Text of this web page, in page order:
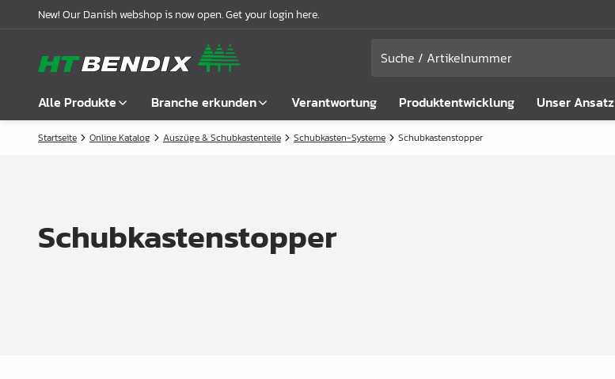
New! Our Danish webshop is now open. Get your login here.
Alle Produkte
Alle anzeigen
Schlösser
Branche erkunden
Möbelindustrie
Garderobenlösungen
Verantwortung Produktentwicklung Unser Ansatz
Über uns
Compliance
Startseite Online Katalog Auszüge & Schubkastenteile Schubkasten-Systeme Schubkastenstopper
Schubkastenstopper